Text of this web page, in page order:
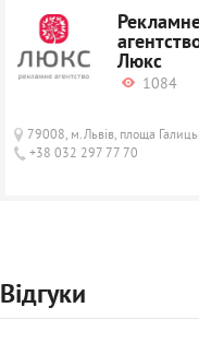
Люкс
1084
79008, м.Львів, площа
+38 032 297 77 70
Відгуки